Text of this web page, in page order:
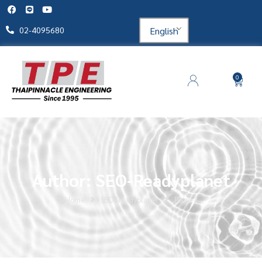
02-4095680 English
0
Author: SEO-Readyplanet
Home SEO-Readyplanet Page 2